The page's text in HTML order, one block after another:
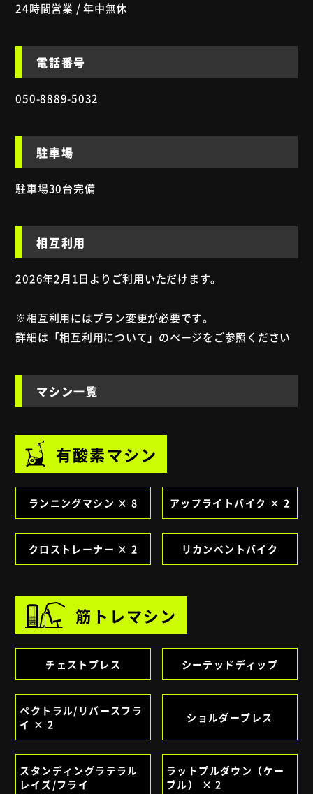
24時間営業 / 年中無休
電話番号
050-8889-5032
駐車場
駐車場30台完備
相互利用
2026年2月1日よりご利用いただけます。
※相互利用にはプラン変更が必要です。
詳細は「相互利用について 」のページをご参照ください
マシン一覧
有酸素マシン
ランニングマシン × 8 アップライトバイク × 2
クロストレーナー × 2 リカンベントバイク
筋トレマシン
チェストプレス シーテッドディップ
ペクトラル/リバースフラ
イ × 2
ショルダープレス
スタンディングラテラル
レイズ/フライ
ラットプルダウン（ケー
ブル） × 2